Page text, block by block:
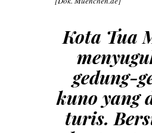
Kota Tua
gedung-
kuno yang
turis.